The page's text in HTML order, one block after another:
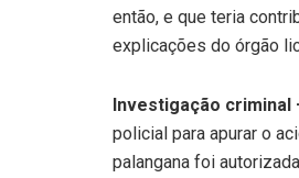
então, e que teria
explicações do órgão
Investigação criminal
policial para apurar o
palangana foi